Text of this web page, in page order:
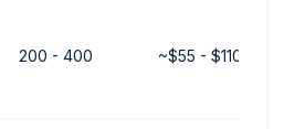
200 - 400 ~$55 - $110